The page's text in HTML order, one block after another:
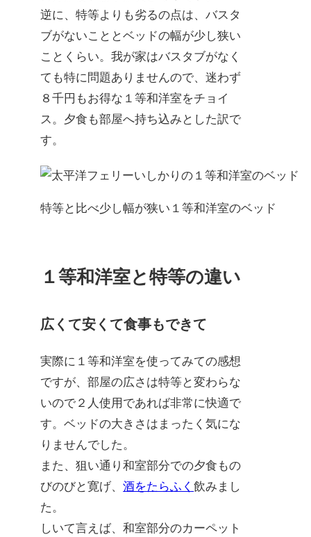
逆に、特等よりも劣るの点は、バスタ
ブがないこととベッドの幅が少し狭い
ことくらい。我が家はバスタブがなく
ても特に問題ありませんので、迷わず
８千円もお得な１等和洋室をチョイ
ス。夕食も部屋へ持ち込みとした訳で
す。
特等と比べ少し幅が狭い１等和洋室のベッド
１等和洋室と特等の違い
広くて安くて食事もできて
実際に１等和洋室を使ってみての感想
ですが、部屋の広さは特等と変わらな
いので２人使用であれば非常に快適で
す。ベッドの大きさはまったく気にな
りませんでした。
また、狙い通り和室部分での夕食もの
びのびと寛げ、酒をたらふく飲みまし
た。
しいて言えば、和室部分のカーペット